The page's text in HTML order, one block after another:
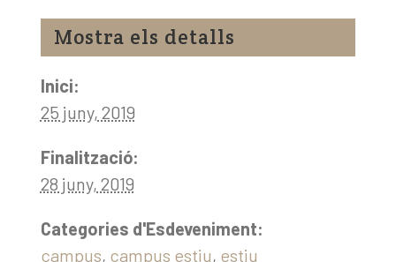
Mostra els detalls
Inici:
25 juny, 2019
Finalització:
28 juny, 2019
Categories d'Esdeveniment:
campus, campus estiu, estiu